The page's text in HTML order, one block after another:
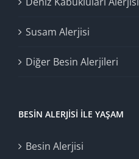
Susam Alerjisi
Diğer Besin Alerjileri
BESIN ALERJISI İLE YAŞAM
Besin Alerjisi